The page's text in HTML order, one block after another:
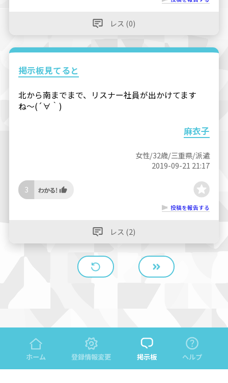
レス (0)
掲示板見てると
北から南までまで、リスナー社員が出かけてます
ね〜(´∀｀)
麻衣子
女性/32歳/三重県/派遣
2019-09-21 21:17
3
投稿を報告する
レス (2)
ホーム 登録情報変更 掲示板 ヘルプ